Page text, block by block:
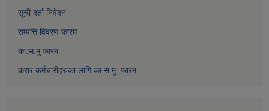
सूची दर्ता निवेदन
सम्पत्ति विवरण फारम
का.स.मु फारम
करार कर्मचारीहरुका लागि का.स.मु. फारम